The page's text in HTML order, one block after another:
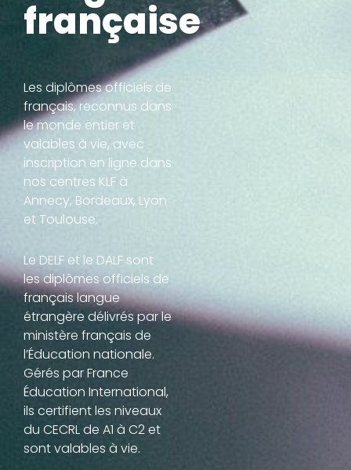
française
Les diplômes officiels de
français, reconnus dans
le monde entier et
valables à vie, avec
inscription en ligne dans
nos centres KLF à
Annecy, Bordeaux, Lyon
et Toulouse.
Le DELF et le DALF sont
les diplômes officiels de
français langue
étrangère délivrés par le
ministère français de
l’Éducation nationale.
Gérés parFrance
Éducation International,
ils certifient les niveaux
du CECRL de A1 à C2et
sontvalables à vie.